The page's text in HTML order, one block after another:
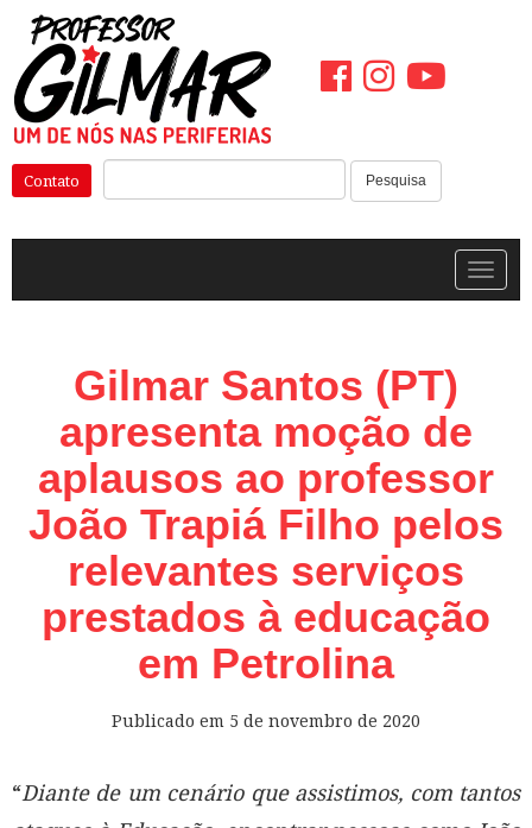
Pular
para
o
conteúdo
Pesquisa
Contato
Gilmar Santos (PT)
apresenta moção de
aplausos ao professor
João Trapiá Filho pelos
relevantes serviços
prestados à educação
em Petrolina
Publicado em 5 de novembro de 2020
“Diante de um cenário que assistimos, com tantos